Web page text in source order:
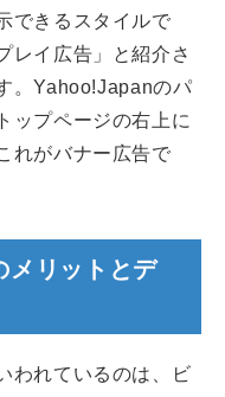
できるスタイルで
レイ広告」と紹介さ
。Yahoo!Japanのパ
ップページの右上に
れがバナー広告で
メリットとデ
われているのは、ビ